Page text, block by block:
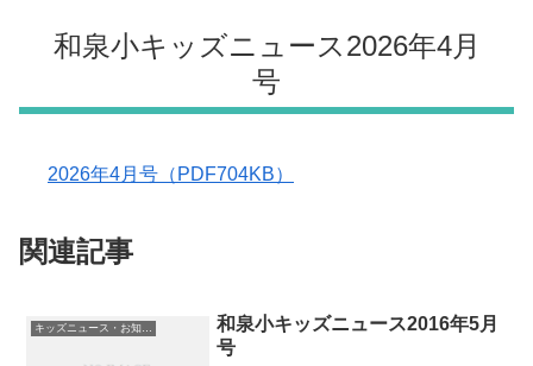
和泉小キッズニュース2026年4月
号
2026年4月号（PDF704KB）
関連記事
キッズニュース・お知らせ
和泉小キッズニュース2016年5月
号